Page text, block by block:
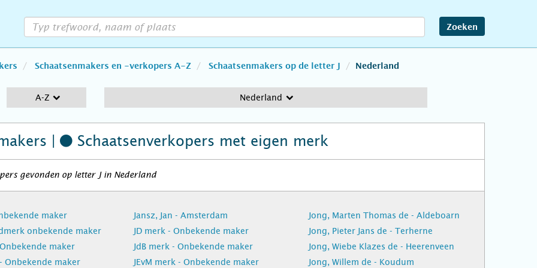
Zoeken
Schaatsenmakers en -verkopers A-Z Schaatsenmakers op de letter J Nederland
A-Z Nederland
| Schaatsenverkopers met eigen merk
gevonden op letter J in Nederland
maker
onbekende maker
maker
Onbekende maker
Jansz, Jan - Amsterdam
JD merk - Onbekende maker
JdB merk - Onbekende maker
JEvM merk - Onbekende maker
Jong, Marten Thomas de - Aldeboarn
Jong, Pieter Jans de - Terherne
Jong, Wiebe Klazes de - Heerenveen
Jong, Willem de - Koudum